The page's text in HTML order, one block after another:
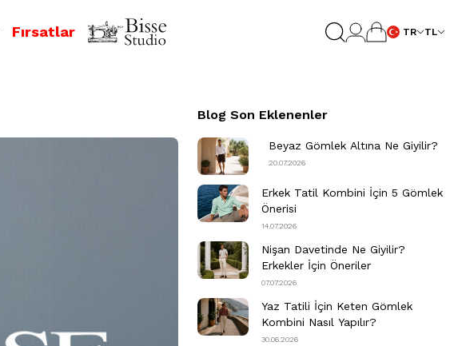
Fırsatlar TR TL
Blog Son Eklenenler
Beyaz Gömlek Altına Ne Giyilir?
20.07.2026
Erkek Tatil Kombini​ İçin 5 Gömlek
Önerisi
14.07.2026
Nişan Davetinde Ne Giyilir​?
Erkekler İçin Öneriler
07.07.2026
Yaz Tatili İçin Keten Gömlek
Kombini Nasıl Yapılır?
30.06.2026